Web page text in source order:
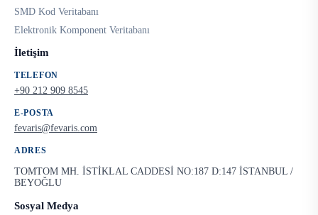
SMD Kod Veritabanı
Elektronik Komponent Veritabanı
İletişim
TELEFON
+90 212 909 8545
E-POSTA
fevaris@fevaris.com
ADRES
TOMTOM MH. İSTİKLAL CADDESİ NO:187 D:147 İSTANBUL /
BEYOĞLU
Sosyal Medya